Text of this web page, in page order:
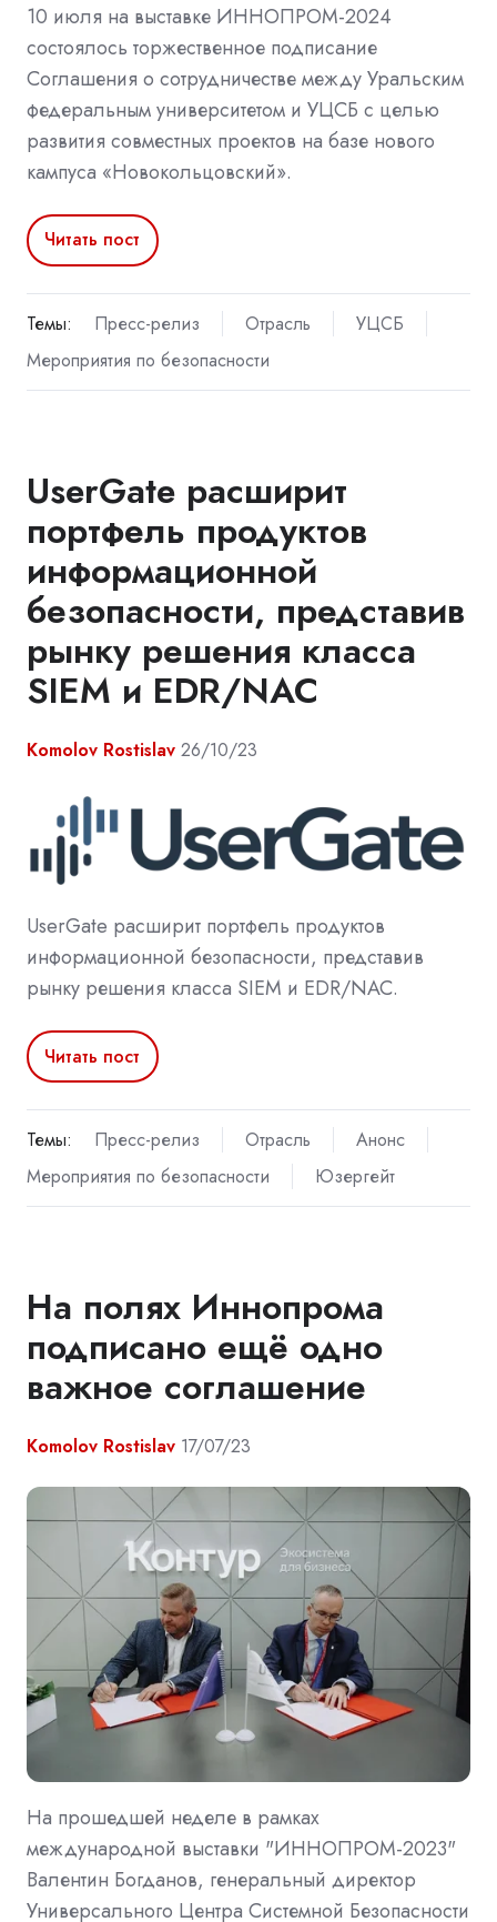
10 июля на выставке ИННОПРОМ-2024
состоялось торжественное подписание
Соглашения о сотрудничестве между Уральским
федеральным университетом и УЦСБ с целью
развития совместных проектов на базе нового
кампуса «Новокольцовский».
Читать пост
Темы: Пресс-релиз Отрасль
УЦСБ
Мероприятия по безопасности
UserGate расширит
портфель продуктов
информационной
безопасности, представив
рынку решения класса
SIEM и EDR/NAC
Komolov Rostislav 26/10/23
UserGate расширит портфель продуктов
информационной безопасности, представив
рынку решения класса SIEM и EDR/NAC.
Читать пост
Темы: Пресс-релиз Отрасль
Анонс
Мероприятия по безопасности
Юзергейт
На полях Иннопрома
подписано ещё одно
важное соглашение
Komolov Rostislav 17/07/23
На прошедшей неделе в рамках
международной выставки "ИННОПРОМ-2023"
Валентин Богданов, генеральный директор
Универсального Центра Системной Безопасности